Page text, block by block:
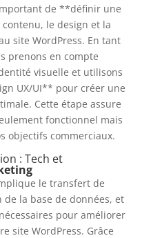
de **définir une
le design et la
site WordPress. En tant
prenons en compte
visuelle et utilisons
UX/UI** pour créer une
Cette étape assure
fonctionnel mais
objectifs commerciaux.
: Tech et
le transfert de
la base de données, et
pour améliorer
site WordPress. Grâce